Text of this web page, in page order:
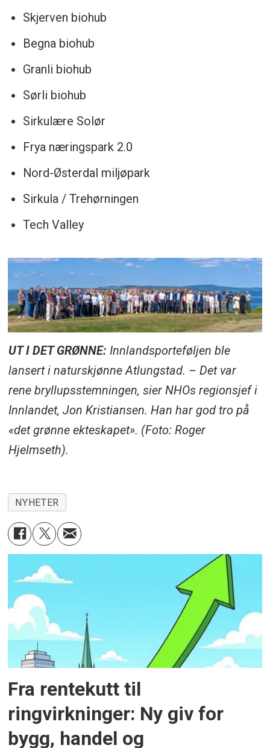
Skjerven biohub
Begna biohub
Granli biohub
Sørli biohub
Sirkulære Solør
Frya næringspark 2.0
Nord-Østerdal miljøpark
Sirkula / Trehørningen
Tech Valley
UT I DET GRØNNE: Innlandsporteføljen ble
lansert i naturskjønne Atlungstad. – Det var
rene bryllupsstemningen, sier NHOs regionsjef i
Innlandet, Jon Kristiansen. Han har god tro på
«det grønne ekteskapet». (Foto: Roger
Hjelmseth).
NYHETER
Fra rentekutt til
ringvirkninger: Ny giv for
bygg, handel og